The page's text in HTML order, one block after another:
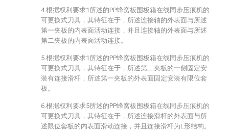
4.根据权利要求1所述的PP蜂窝板围板箱在线同步压痕机的
可更换式刀具，其特征在于，所述连接轴的外表面与所述
第一夹板的内表面活动连接，并且连接轴的外表面与所述
第二夹板的内表面活动连接。
5.根据权利要求1所述的PP蜂窝板围板箱在线同步压痕机的
可更换式刀具，其特征在于，所述第二夹板的一侧固定安
装有连接滑杆，所述第一夹板的外表面固定安装有限位套
板。
6.根据权利要求5所述的PP蜂窝板围板箱在线同步压痕机的
可更换式刀具，其特征在于，所述连接滑杆的外表面与所
述限位套板的内表面滑动连接，并且连接滑杆为L形结构。